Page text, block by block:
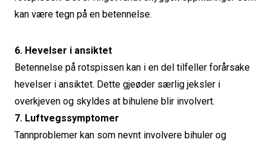
kan være tegn på en betennelse.
6. Hevelser i ansiktet
Betennelse på rotspissen kan i en del tilfeller forårsake
hevelser i ansiktet. Dette gjeøder særlig jeksler i
overkjeven og skyldes at bihulene blir involvert.
7. Luftvegssymptomer
Tannproblemer kan som nevnt involvere bihuler og